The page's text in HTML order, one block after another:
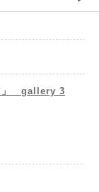
」 gallery 3